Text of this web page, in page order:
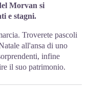
Morvan si
e stagni.
Troverete pascoli
all'ansa di uno
infine
il suo patrimonio.